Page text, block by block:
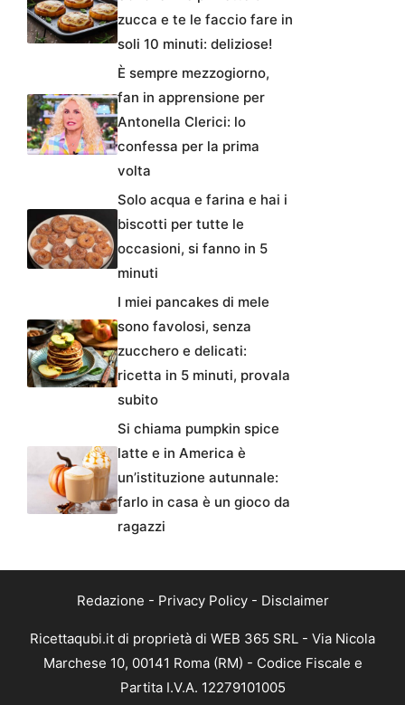
zucca e te le faccio fare in
soli 10 minuti: deliziose!
È sempre mezzogiorno,
fan in apprensione per
Antonella Clerici: lo
confessa per la prima
volta
Solo acqua e farina e hai i
biscotti per tutte le
occasioni, si fanno in 5
minuti
I miei pancakes di mele
sono favolosi, senza
zucchero e delicati:
ricetta in 5 minuti, provala
subito
Si chiama pumpkin spice
latte e in America è
un’istituzione autunnale:
farlo in casa è un gioco da
ragazzi
Redazione - Privacy Policy- Disclaimer
Ricettaqubi.it di proprietà di WEB 365 SRL - Via Nicola
Marchese 10, 00141 Roma (RM) - Codice Fiscale e
Partita I.V.A. 12279101005